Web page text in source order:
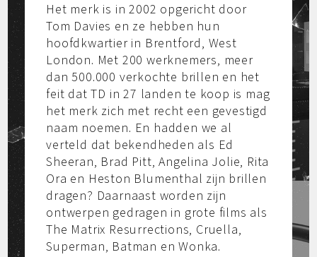
Het merk is in 2002 opgericht door
Tom Davies en ze hebben hun
hoofdkwartier in Brentford, West
London. Met 200 werknemers, meer
dan 500.000 verkochte brillen en het
feit dat TD in 27 landen te koop is mag
het merk zich met recht een gevestigd
naam noemen. En hadden we al
verteld dat bekendheden als Ed
Sheeran, Brad Pitt, Angelina Jolie, Rita
Ora en Heston Blumenthal zijn brillen
dragen? Daarnaast worden zijn
ontwerpen gedragen in grote films als
The Matrix Resurrections, Cruella,
Superman, Batman en Wonka.